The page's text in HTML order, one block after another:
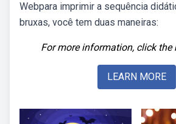
Webpara imprimir a sequência
bruxas, você tem duas maneiras:
For more information, click the
LEARN MORE